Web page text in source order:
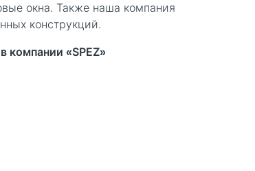
окна. Также наша компания
конструкций.
компании «SPEZ»